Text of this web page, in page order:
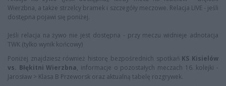
Wierzbna, a także strzelcy bramek i szczegóły meczowe. Relacja LIVE - jeśli
dostępna pojawi się poniżej.
Jeśli relacja na żywo nie jest dostępna - przy meczu widnieje adnotacja
TWK (tylko wynik końcowy)
Poniżej znajdziesz również historę bezpośrednich spotkań KS Kisielów
vs. Błękitni Wierzbna, informacje o pozostałych meczach 16. kolejki -
Jarosław > Klasa B Przeworsk oraz aktualną tabelę rozgrywek.